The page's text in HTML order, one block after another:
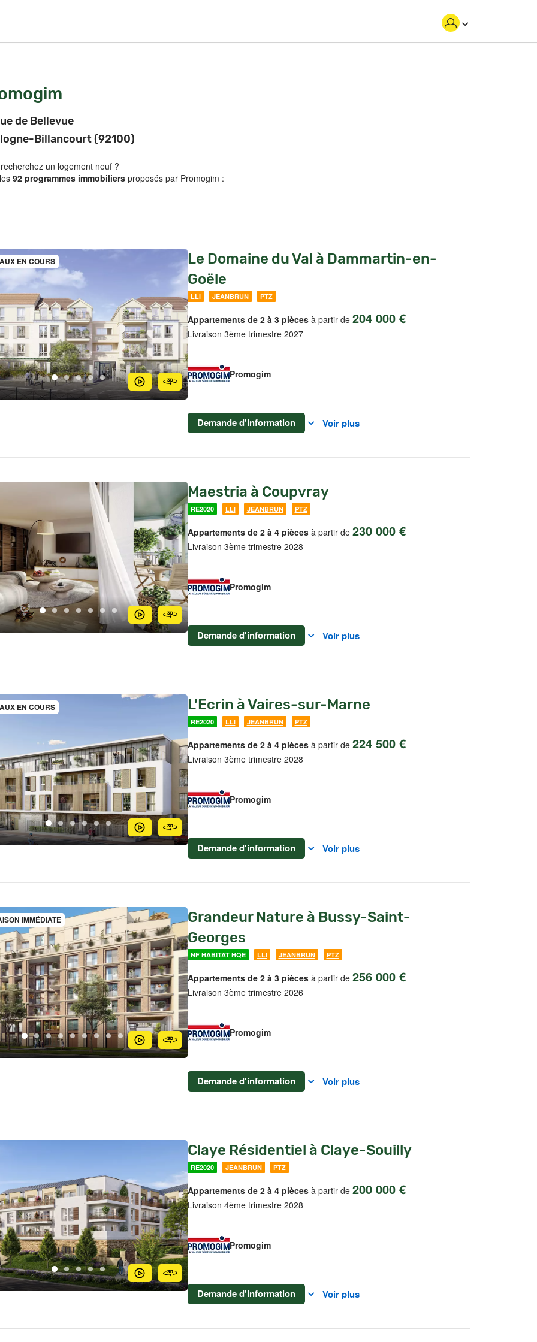
de Bellevue
Billancourt (92100)
un logement neuf ?
92 programmes immobiliers proposés par Promogim :
EN COURS
Le Domaine du Val à Dammartin-en-
Goële
LLI JEANBRUN PTZ
Appartements de 2 à 3 piècesà partir de 204 000 €
Livraison 3ème trimestre 2027
Promogim
Demande d'information Voir plus
Maestria à Coupvray
RE2020 LLI JEANBRUN PTZ
Appartements de 2 à 4 piècesà partir de 230 000 €
Livraison 3ème trimestre 2028
Promogim
Demande d'information Voir plus
EN COURS L'Ecrin à Vaires-sur-Marne
RE2020 LLI JEANBRUN PTZ
Appartements de 2 à 4 piècesà partir de 224 500 €
Livraison 3ème trimestre 2028
Promogim
Demande d'information Voir plus
IMMÉDIATE
Grandeur Nature à Bussy-Saint-
Georges
NF HABITAT HQE LLI JEANBRUN PTZ
Appartements de 2 à 3 piècesà partir de 256 000 €
Livraison 3ème trimestre 2026
Promogim
Demande d'information Voir plus
Claye Résidentiel à Claye-Souilly
RE2020 JEANBRUN PTZ
Appartements de 2 à 4 piècesà partir de 200 000 €
Livraison 4ème trimestre 2028
Promogim
Demande d'information Voir plus